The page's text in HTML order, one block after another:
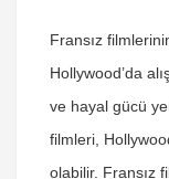
Fransız
Hollywood’da
ve hayal gücü
filmleri,
olabilir. Fransız